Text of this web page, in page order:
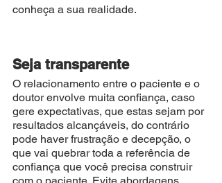
conheça a sua realidade.
Seja transparente
O relacionamento entre o paciente e o
doutor envolve muita confiança, caso
gere expectativas, que estas sejam por
resultados alcançáveis, do contrário
pode haver frustração e decepção, o
que vai quebrar toda a referência de
confiança que você precisa construir
com o paciente. Evite abordagens